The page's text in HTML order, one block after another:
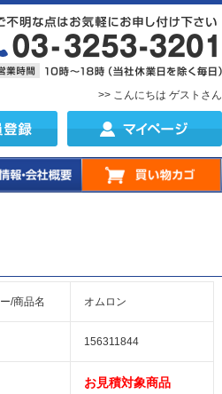
>> こんにちは ゲストさん
/商品名 オムロン
156311844
お見積対象商品